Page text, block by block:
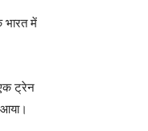
भारत में
ट्रेन